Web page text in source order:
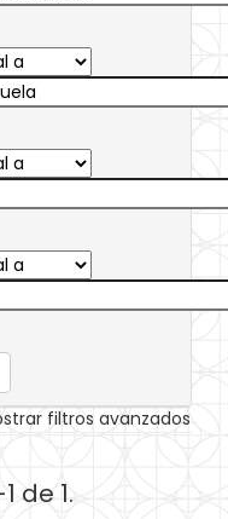
filtros avanzados
de 1.